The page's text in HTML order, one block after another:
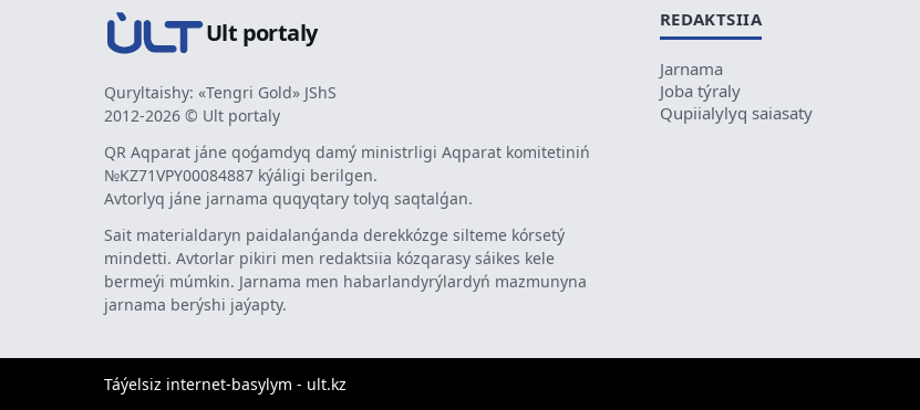
Ult portaly
Quryltaishy: «Tengri Gold» JShS
2012-2026 © Ult portaly
QR Aqparat jáne qoǵamdyq damý ministrligi Aqparat komitetiniń
№KZ71VPY00084887 kýáligi berilgen.
Avtorlyq jáne jarnama quqyqtary tolyq saqtalǵan.
Sait materialdaryn paidalanǵanda derekkózge silteme kórsetý
mindetti. Avtorlar pikiri men redaktsiia kózqarasy sáikes kele
bermeýi múmkin. Jarnama men habarlandyrýlardyń mazmunyna
jarnama berýshi jaýapty.
REDAKTSIIA
Jarnama
Joba týraly
Qupiialylyq saiasaty
Táýelsiz internet-basylym - ult.kz